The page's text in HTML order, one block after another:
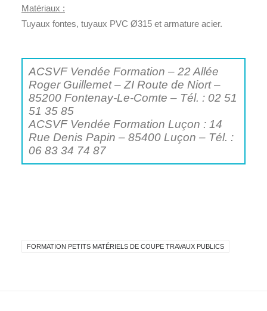
Matériaux :
Tuyaux fontes, tuyaux PVC Ø315 et armature acier.
ACSVF Vendée Formation – 22 Allée
Roger Guillemet – ZI Route de Niort –
85200 Fontenay-Le-Comte – Tél. : 02 51
51 35 85
ACSVF Vendée Formation Luçon : 14
Rue Denis Papin – 85400 Luçon – Tél. :
06 83 34 74 87
FORMATION PETITS MATÉRIELS DE COUPE TRAVAUX PUBLICS